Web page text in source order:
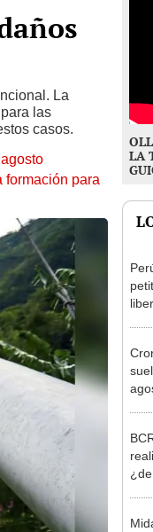
La
las
casos.
formación para
LA